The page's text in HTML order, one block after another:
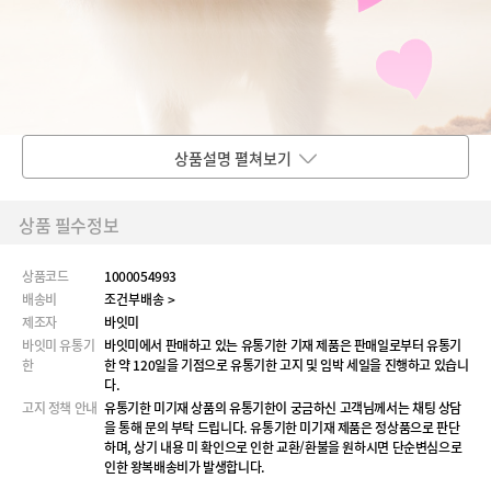
상품설명 펼쳐보기
상품 필수정보
상품코드
1000054993
배송비
조건부배송 >
제조자
바잇미
바잇미 유통기
한
바잇미에서 판매하고 있는 유통기한 기재 제품은 판매일로부터 유통기
한 약 120일을 기점으로 유통기한 고지 및 임박 세일을 진행하고 있습니
다.
고지 정책 안내 유통기한 미기재 상품의 유통기한이 궁금하신 고객님께서는 채팅 상담
을 통해 문의 부탁 드립니다. 유통기한 미기재 제품은 정상품으로 판단
하며, 상기 내용 미 확인으로 인한 교환/환불을 원하시면 단순변심으로
인한 왕복배송비가 발생합니다.